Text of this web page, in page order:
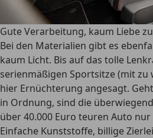
Gute Verarbeitung, kaum Liebe
Bei den Materialien gibt es
kaum Licht. Bis auf das tolle
serienmäßigen Sportsitze (mit zu
hier Ernüchterung angesagt.
in Ordnung, sind die
über 40.000 Euro teuren Auto
Einfache Kunststoffe, billige